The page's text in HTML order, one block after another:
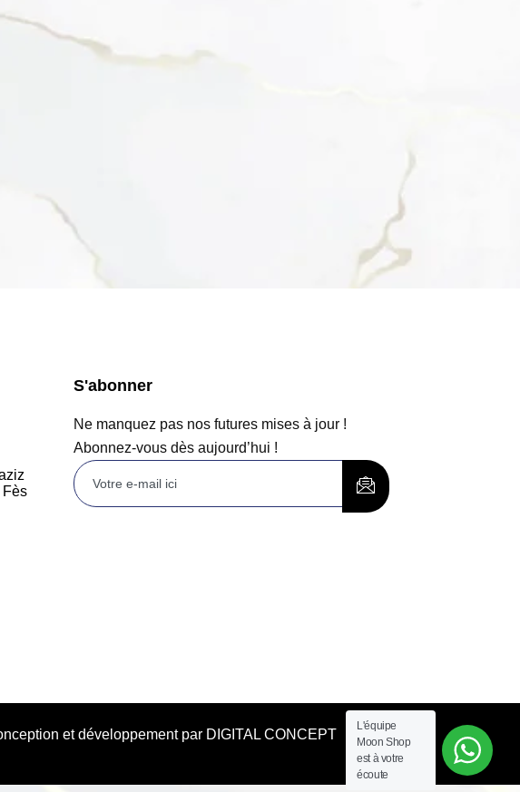
Fès
S'abonner
Ne manquez pas nos futures mises à jour !
Abonnez-vous dès aujourd’hui !
et développement par DIGITAL CONCEPT
L'équipe
Moon Shop
est à votre
écoute